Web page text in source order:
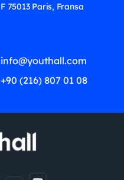
F 75013 Paris, Fransa
info@youthall.com
+90 (216) 807 01 08